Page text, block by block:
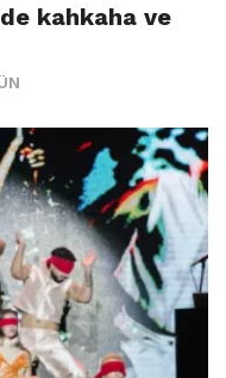
kahkaha ve